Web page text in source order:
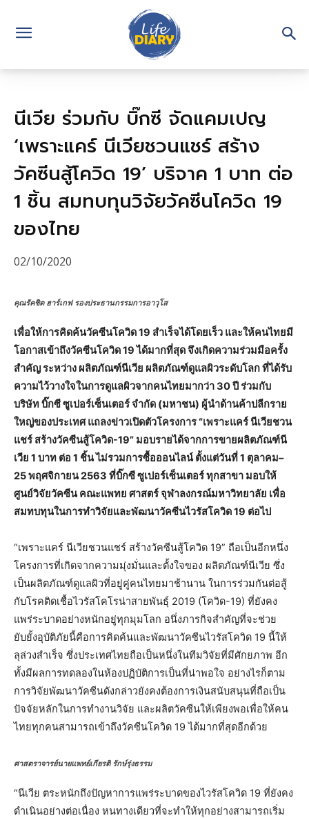
นีเวีย ร่วมกับ บิ๊กซี จัดแคมเปญ
‘เพราะแคร์ นีเวียชวนแชร์ สร้าง
วัคซีนสู้โควิด 19’ บริจาค 1 บาท ต่อ
1 ชิ้น สมทบทุนวิจัยวัคซีนโควิด 19
ของไทย
02/10/2020
คุณรัคชิต ฮาร์เกฟ รองประธานกรรมการอาวุโส
เพื่อให้การคิดค้นวัคซีนโควิด 19 สำเร็จได้โดยเร็ว และให้คนไทยมี
โอกาสเข้าถึงวัคซีนโควิด 19 ได้มากที่สุด จึงเกิดความร่วมมือครั้ง
สำคัญ ระหว่าง ผลิตภัณฑ์นีเวีย ผลิตภัณฑ์ดูแลผิวระดับโลก ที่ได้รับ
ความไว้วางใจในการดูแลผิวจากคนไทยมากว่า 30 ปี ร่วมกับ
บริษัท บิ๊กซี ซูเปอร์เซ็นเตอร์ จำกัด (มหาชน) ผู้นำด้านค้าปลีกราย
ใหญ่ของประเทศ แถลงข่าวเปิดตัวโครงการ “เพราะแคร์ นีเวียชวน
แชร์ สร้างวัคซีนสู้โควิด-19” มอบรายได้จากการขายผลิตภัณฑ์นี
เวีย 1 บาท ต่อ 1 ชิ้น ไม่รวมการซื้อออนไลน์ ตั้งแต่วันที่ 1 ตุลาคม–
25 พฤศจิกายน 2563 ที่บิ๊กซี ซูเปอร์เซ็นเตอร์ ทุกสาขา มอบให้
ศูนย์วิจัยวัคซีน คณะแพทย ศาสตร์ จุฬาลงกรณ์มหาวิทยาลัย เพื่อ
สมทบทุนในการทำวิจัยและพัฒนาวัคซีนไวรัสโควิด 19 ต่อไป
“เพราะแคร์ นีเวียชวนแชร์ สร้างวัคซีนสู้โควิด 19” ถือเป็นอีกหนึ่ง
โครงการที่เกิดจากความมุ่งมั่นและตั้งใจของ ผลิตภัณฑ์นีเวีย ซึ่ง
เป็นผลิตภัณฑ์ดูแลผิวที่อยู่คู่คนไทยมาช้านาน ในการร่วมกันต่อสู้
กับโรคติดเชื้อไวรัสโคโรน่าสายพันธุ์ 2019 (โควิด-19) ที่ยังคง
แพร่ระบาดอย่างหนักอยู่ทุกมุมโลก อนึ่งภารกิจสำคัญที่จะช่วย
ยับยั้งอุบัติภัยนี้คือการคิดค้นและพัฒนาวัคซีนไวรัสโควิด 19 นี้ให้
ลุล่วงสำเร็จ ซึ่งประเทศไทยถือเป็นหนึ่งในทีมวิจัยที่มีศักยภาพ อีก
ทั้งมีผลการทดลองในห้องปฏิบัติการเป็นที่น่าพอใจ อย่างไรก็ตาม
การวิจัยพัฒนาวัคซีนดังกล่าวยังคงต้องการเงินสนับสนุนที่ถือเป็น
ปัจจัยหลักในการทำงานวิจัย และผลิตวัคซีนให้เพียงพอเพื่อให้คน
ไทยทุกคนสามารถเข้าถึงวัคซีนโควิด 19 ได้มากที่สุดอีกด้วย
ศาสตราจารย์นายแพทย์เกียรติ รักษ์รุ่งธรรม
“นีเวีย ตระหนักถึงปัญหาการแพร่ระบาดของไวรัสโควิด 19 ที่ยังคง
ดำเนินอย่างต่อเนื่อง หนทางเดียวที่จะทำให้ทุกอย่างสามารถเริ่ม